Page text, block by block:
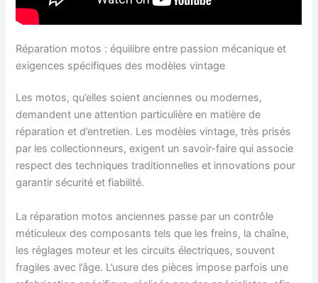
Réparation motos : équilibre entre passion mécanique et
exigences spécifiques des modèles vintage
Les motos, qu’elles soient anciennes ou modernes,
demandent une attention particulière en matière de
réparation et d’entretien. Les modèles vintage, très prisés
par les collectionneurs, exigent un savoir-faire qui associe
respect des techniques traditionnelles et innovations pour
garantir sécurité et fiabilité.
La réparation motos anciennes passe par un contrôle
méticuleux des composants tels que les freins, la chaîne,
les réglages moteur et les circuits électriques, souvent
fragiles avec l’âge. L’usure des pièces impose parfois une